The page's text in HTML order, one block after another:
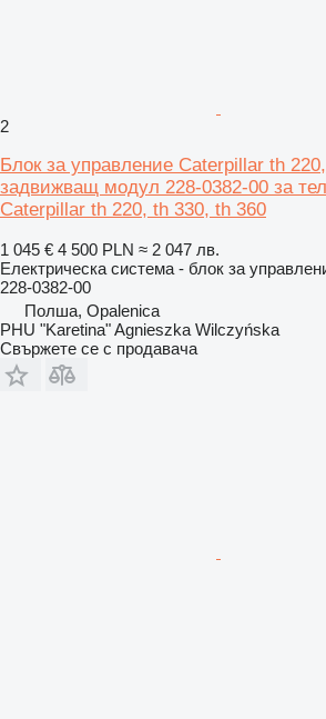
2
Блок за управление Caterpillar th
задвижващ модул 228-0382-00 за
Caterpillar th 220, th 330, th 360
1 045 € 4 500 PLN ≈ 2 047 лв.
Електрическа система - блок за
228-0382-00
Полша, Opalenica
PHU "Karetina" Agnieszka Wilczyńska
Свържете се с продавача